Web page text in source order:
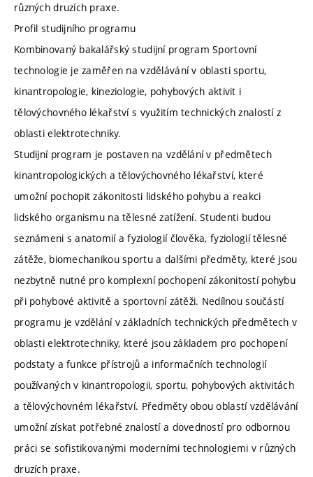
různých druzích praxe.
Profil studijního programu
Kombinovaný bakalářský studijní program Sportovní
technologie je zaměřen na vzdělávání v oblasti sportu,
kinantropologie, kineziologie, pohybových aktivit i
tělovýchovného lékařství s využitím technických znalostí z
oblasti elektrotechniky.
Studijní program je postaven na vzdělání v předmětech
kinantropologických a tělovýchovného lékařství, které
umožní pochopit zákonitosti lidského pohybu a reakci
lidského organismu na tělesné zatížení. Studenti budou
seznámeni s anatomií a fyziologií člověka, fyziologií tělesné
zátěže, biomechanikou sportu a dalšími předměty, které jsou
nezbytně nutné pro komplexní pochopení zákonitostí pohybu
při pohybové aktivitě a sportovní zátěži. Nedílnou součástí
programu je vzdělání v základních technických předmětech v
oblasti elektrotechniky, které jsou základem pro pochopení
podstaty a funkce přístrojů a informačních technologií
používaných v kinantropologii, sportu, pohybových aktivitách
a tělovýchovném lékařství. Předměty obou oblastí vzdělávání
umožní získat potřebné znalostí a dovedností pro odbornou
práci se sofistikovanými moderními technologiemi v různých
druzích praxe.